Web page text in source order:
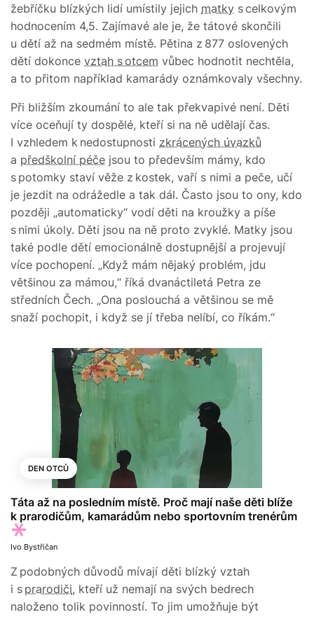
žebříčku blízkých lidí umístily jejich matky s celkovým
hodnocením 4,5. Zajímavé ale je, že tátové skončili
u dětí až na sedmém místě. Pětina z 877 oslovených
dětí dokonce vztah s otcem vůbec hodnotit nechtěla,
a to přitom například kamarády oznámkovaly všechny.
Při bližším zkoumání to ale tak překvapivé není. Děti
více oceňují ty dospělé, kteří si na ně udělají čas.
I vzhledem k nedostupnosti zkrácených úvazků
a předškolní péče jsou to především mámy, kdo
s potomky staví věže z kostek, vaří s nimi a peče, učí
je jezdit na odrážedle a tak dál. Často jsou to ony, kdo
později „automaticky“ vodí děti na kroužky a píše
s nimi úkoly. Děti jsou na ně proto zvyklé. Matky jsou
také podle dětí emocionálně dostupnější a projevují
více pochopení. „Když mám nějaký problém, jdu
většinou za mámou,“ říká dvanáctiletá Petra ze
středních Čech. „Ona poslouchá a většinou se mě
snaží pochopit, i když se jí třeba nelíbí, co říkám.“
DEN OTCŮ
Táta až na posledním místě. Proč mají naše děti blíže
k prarodičům, kamarádům nebo sportovním trenérům
Ivo Bystřičan
Z podobných důvodů mívají děti blízký vztah
i s prarodiči, kteří už nemají na svých bedrech
naloženo tolik povinností. To jim umožňuje být